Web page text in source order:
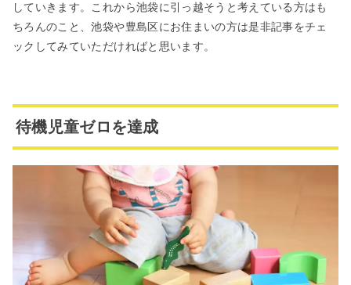
していきます。これから池袋に引っ越そうと考えている方はも
ちろんのこと、池袋や豊島区にお住まいの方は是非記事をチェ
ックしてみていただければと思います。
待機児童ゼロを達成